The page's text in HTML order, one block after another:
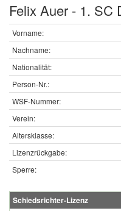
Felix Auer - 1. SC
Vorname:
Nachname:
Nationalität:
Person-Nr.:
WSF-Nummer:
Verein:
Altersklasse:
Lizenzrückgabe:
Sperre:
Schiedsrichter-Lizenz